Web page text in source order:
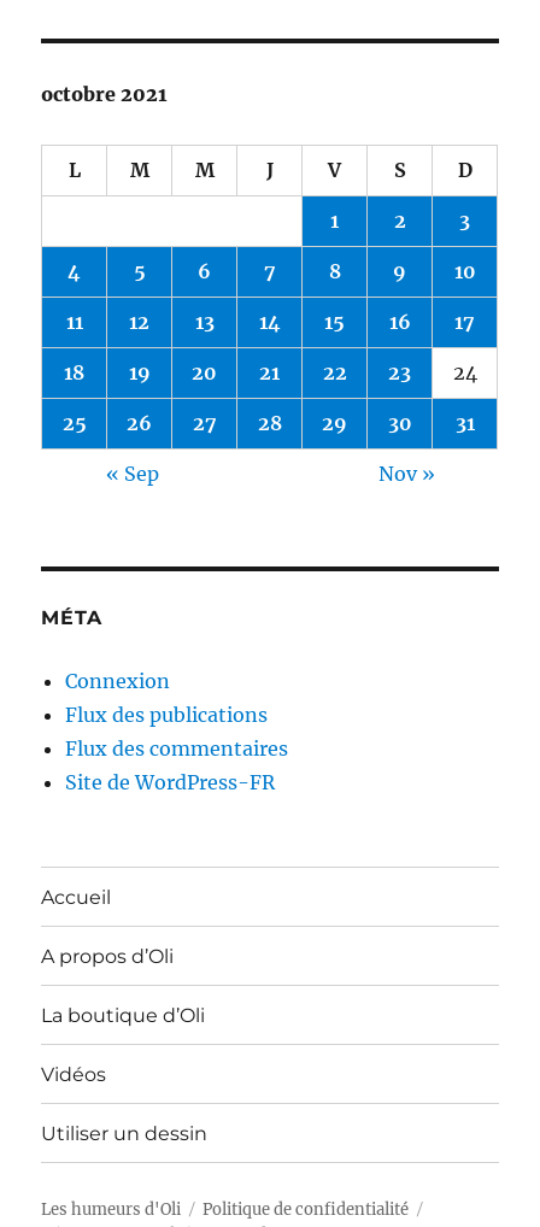
octobre 2021
L M M J V S D
1 2 3
4 5 6 7 8 9 10
11 12 13 14 15 16 17
18 19 20 21 22 23 24
25 26 27 28 29 30 31
« Sep Nov »
MÉTA
Connexion
Flux des publications
Flux des commentaires
Site de WordPress-FR
Accueil
A propos d’Oli
La boutique d’Oli
Vidéos
Utiliser un dessin
Les humeurs d'Oli
Politique de confidentialité